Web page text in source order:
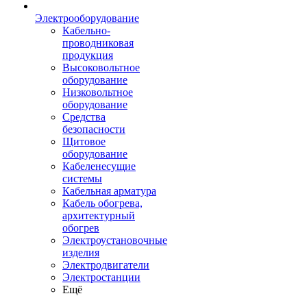
Электрооборудование
Кабельно-
проводниковая
продукция
Высоковольтное
оборудование
Низковольтное
оборудование
Средства
безопасности
Щитовое
оборудование
Кабеленесущие
системы
Кабельная арматура
Кабель обогрева,
архитектурный
обогрев
Электроустановочные
изделия
Электродвигатели
Электростанции
Ещё